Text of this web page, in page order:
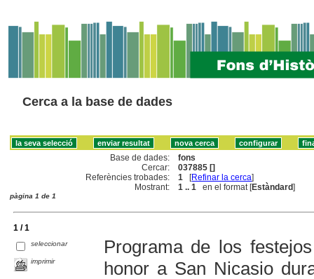
Cerca a la base de dades
Base de dades:
fons
Cercar:
037885 []
Referències trobades:
1 [Refinar la cerca]
Mostrant:
1 .. 1 en el format [Estàndard]
pàgina 1 de 1
1 / 1
seleccionar
imprimir
Programa de los
honor a San Nicasio